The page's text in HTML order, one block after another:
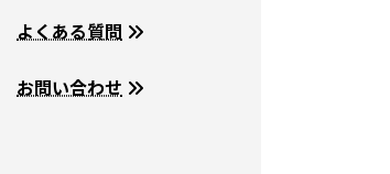
よくある質問
お問い合わせ